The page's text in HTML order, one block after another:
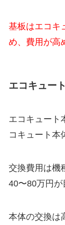
基板はエコキ
め、費用が高
エコキュー
エコキュート
コキュート本
交換費用は機
40〜80万円が
本体の交換は